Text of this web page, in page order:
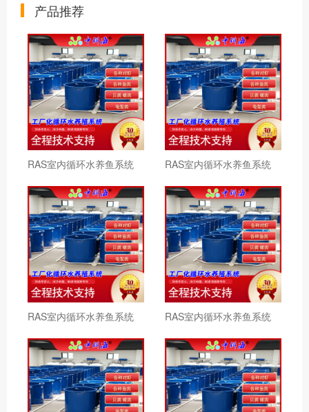
产品推荐
RAS室内循环水养鱼系统 RAS室内循环水养鱼系统
RAS室内循环水养鱼系统 RAS室内循环水养鱼系统